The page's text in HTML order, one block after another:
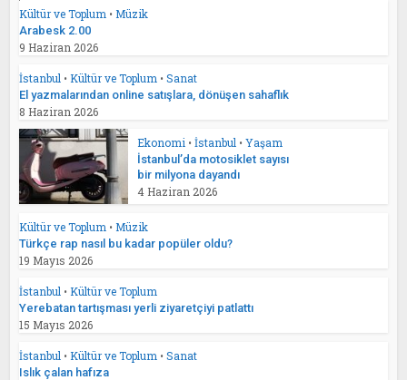
Kültür ve Toplum • Müzik
Arabesk 2.00
9 Haziran 2026
İstanbul • Kültür ve Toplum • Sanat
El yazmalarından online satışlara, dönüşen sahaflık
8 Haziran 2026
Ekonomi • İstanbul • Yaşam
İstanbul’da motosiklet sayısı
bir milyona dayandı
4 Haziran 2026
Kültür ve Toplum • Müzik
Türkçe rap nasıl bu kadar popüler oldu?
19 Mayıs 2026
İstanbul • Kültür ve Toplum
Yerebatan tartışması yerli ziyaretçiyi patlattı
15 Mayıs 2026
İstanbul • Kültür ve Toplum • Sanat
Islık çalan hafıza